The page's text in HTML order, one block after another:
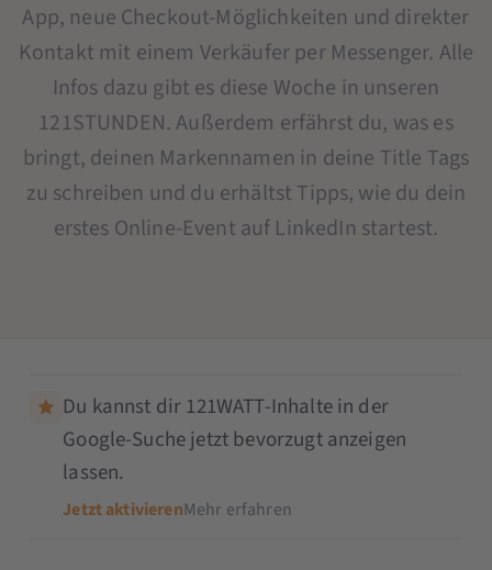
App, neue Checkout-Möglichkeiten und direkter
Kontakt mit einem Verkäufer per Messenger. Alle
Infos dazu gibt es diese Woche in unseren
121STUNDEN. Außerdem erfährst du, was es
bringt, deinen Markennamen in deine Title Tags
zu schreiben und du erhältst Tipps, wie du dein
erstes Online-Event auf LinkedIn startest.
Du kannst dir 121WATT-Inhalte in der
Google-Suche jetzt bevorzugt anzeigen
lassen.
Jetzt aktivierenMehr erfahren